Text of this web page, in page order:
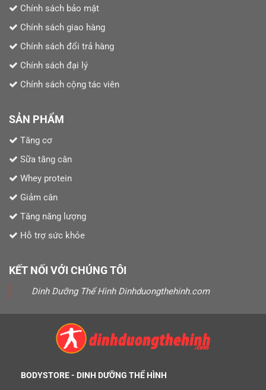
Chính sách bảo mật
Chính sách giao hàng
Chính sách đổi trả hàng
Chính sách đại lý
Chính sách cộng tác viên
SẢN PHẨM
Tăng cơ
Sữa tăng cân
Whey protein
Giảm cân
Tăng năng lượng
Hỗ trợ sức khỏe
KẾT NỐI VỚI CHÚNG TÔI
Dinh Dưỡng Thể Hình Dinhduongthehinh.com
BODYSTORE - DINH DƯỠNG THỂ HÌNH